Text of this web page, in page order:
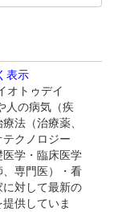
表示
オトゥデイ
人の病気（疾
法（治療薬、
クノロジー
医学・臨床医学
専門医）・看
対して最新の
供していま